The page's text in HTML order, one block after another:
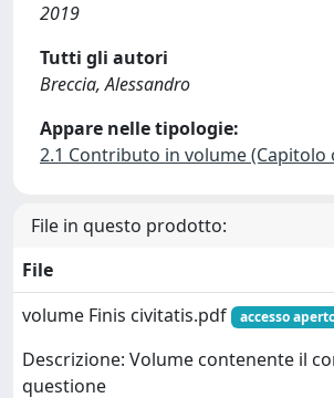
2019
Tutti gli autori
Breccia, Alessandro
Appare nelle tipologie:
2.1 Contributo in volume (Capitolo
File in questo prodotto:
File
volume Finis civitatis.pdf
accesso
Descrizione: Volume contenente il
questione